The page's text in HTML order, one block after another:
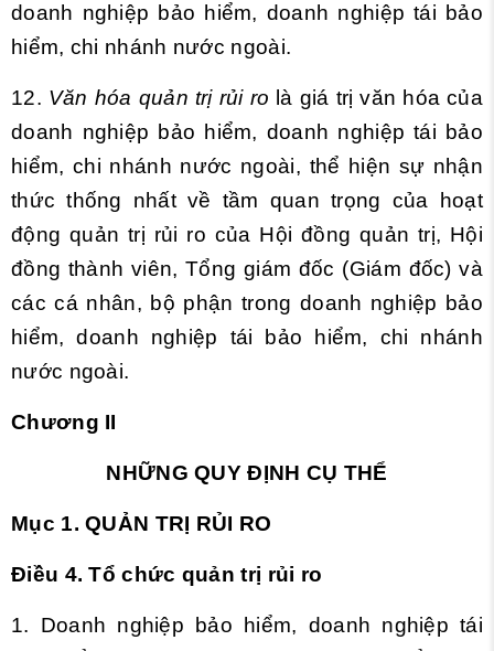
doanh nghiệp bảo hiểm, doanh nghiệp tái bảo
hiểm, chi nhánh nước ngoài.
12. Văn hóa quản trị rủi ro là giá trị văn hóa của
doanh nghiệp bảo hiểm, doanh nghiệp tái bảo
hiểm, chi nhánh nước ngoài, thể hiện sự nhận
thức thống nhất về tầm quan trọng của hoạt
động quản trị rủi ro của Hội đồng quản trị, Hội
đồng thành viên, Tổng giám đốc (Giám đốc) và
các cá nhân, bộ phận trong doanh nghiệp bảo
hiểm, doanh nghiệp tái bảo hiểm, chi nhánh
nước ngoài.
Chương II
NHỮNG QUY ĐỊNH CỤ THỂ
Mục 1. QUẢN TRỊ RỦI RO
Điều 4. Tổ chức quản trị rủi ro
1. Doanh nghiệp bảo hiểm, doanh nghiệp tái